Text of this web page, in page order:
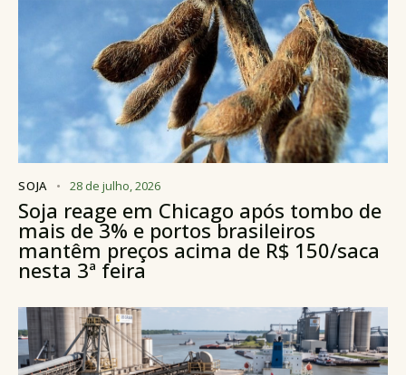
SOJA 28 de julho, 2026
Soja reage em Chicago após tombo de
mais de 3% e portos brasileiros
mantêm preços acima de R$ 150/saca
nesta 3ª feira